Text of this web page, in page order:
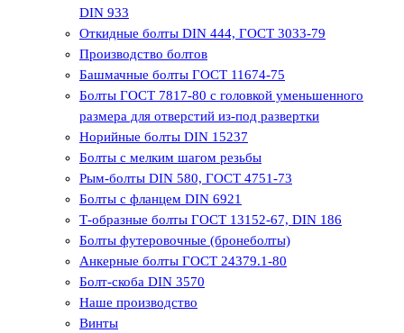
DIN 933
Откидные болты DIN 444, ГОСТ 3033-79
Производство болтов
Башмачные болты ГОСТ 11674-75
Болты ГОСТ 7817-80 с головкой уменьшенного
размера для отверстий из-под развертки
Норийные болты DIN 15237
Болты с мелким шагом резьбы
Рым-болты DIN 580, ГОСТ 4751-73
Болты с фланцем DIN 6921
Т-образные болты ГОСТ 13152-67, DIN 186
Болты футеровочные (бронеболты)
Анкерные болты ГОСТ 24379.1-80
Болт-скоба DIN 3570
Наше производство
Винты